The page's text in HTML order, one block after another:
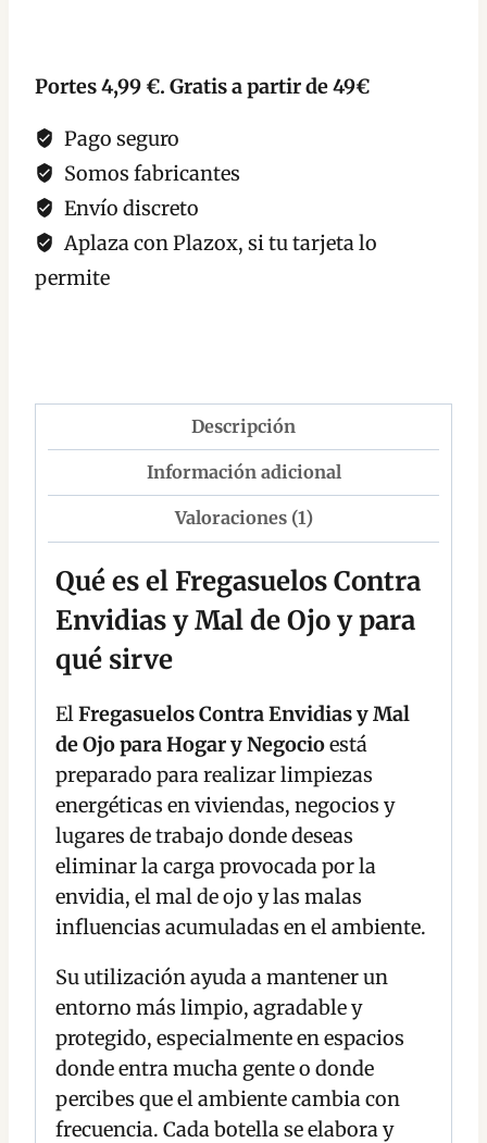
Portes 4,99 €. Gratis a partir de 49€
Pago seguro
Somos fabricantes
Envío discreto
Aplaza con Plazox, si tu tarjeta lo
permite
Descripción
Información adicional
Valoraciones (1)
Qué es el Fregasuelos Contra
Envidias y Mal de Ojo y para
qué sirve
El Fregasuelos Contra Envidias y Mal
de Ojo para Hogar y Negocioestá
preparado para realizar limpiezas
energéticas en viviendas, negocios y
lugares de trabajo donde deseas
eliminar la carga provocada por la
envidia, el mal de ojo y las malas
influencias acumuladas en el ambiente.
Su utilización ayuda a mantener un
entorno más limpio, agradable y
protegido, especialmente en espacios
donde entra mucha gente o donde
percibes que el ambiente cambia con
frecuencia. Cada botella se elabora y